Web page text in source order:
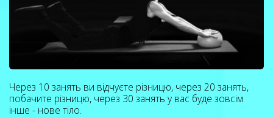
Через 10 занять ви відчуєте різницю, через 20 занять,
побачите різницю, через 30 занять у вас буде зовсім
інше - нове тіло.